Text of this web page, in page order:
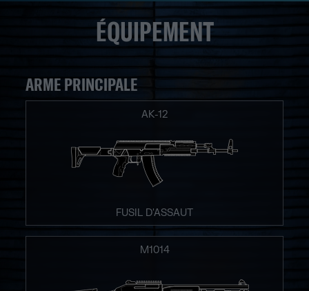
ÉQUIPEMENT
ARME PRINCIPALE
AK-12
FUSIL D'ASSAUT
M1014